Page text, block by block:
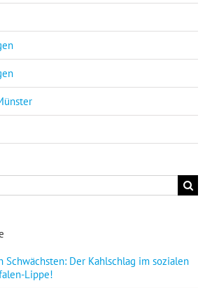
Schwächsten: Der Kahlschlag im sozialen
Lippe!